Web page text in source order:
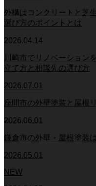
外構はコンクリートと芝
選び方のポイントとは
2026.04.14
川崎市でリノベーション
立て方と相談先の選び方
2026.07.01
座間市の外壁塗装と屋根
2026.06.01
鎌倉市の外壁・屋根塗装
2026.05.01
NEW